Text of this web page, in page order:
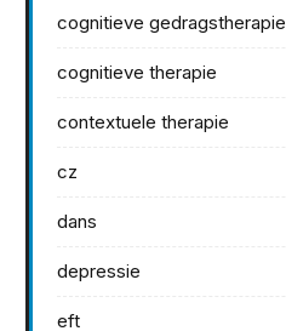
cognitieve gedragstherapie
cognitieve therapie
contextuele therapie
cz
dans
depressie
eft